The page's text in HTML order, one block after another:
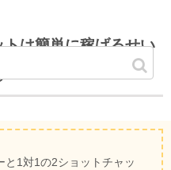
は簡単に稼げるせい
1対1の2ショットチャッ